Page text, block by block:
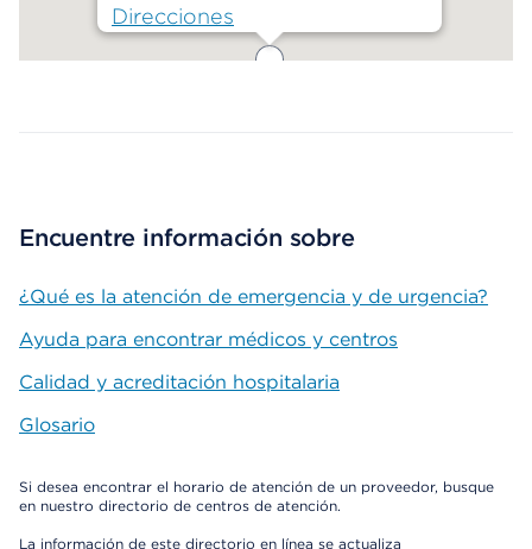
Direcciones
Encuentre información sobre
¿Qué es la atención de emergencia y de urgencia?
Ayuda para encontrar médicos y centros
Calidad y acreditación hospitalaria
Glosario
Si desea encontrar el horario de atención de un proveedor, busque
en nuestro directorio de centros de atención.
La información de este directorio en línea se actualiza